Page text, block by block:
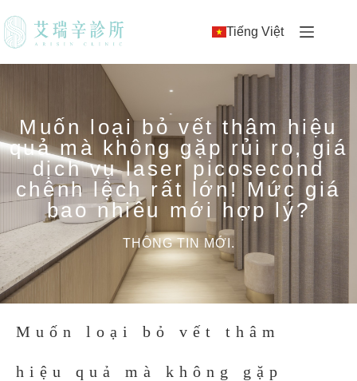
Tiếng Việt
Muốn loại bỏ vết thâm hiệu
quả mà không gặp rủi ro, giá
dịch vụ laser picosecond
chênh lệch rất lớn! Mức giá
bao nhiêu mới hợp lý?
THÔNG TIN MỚI.
Muốn loại bỏ vết thâm
hiệu quả mà không gặp